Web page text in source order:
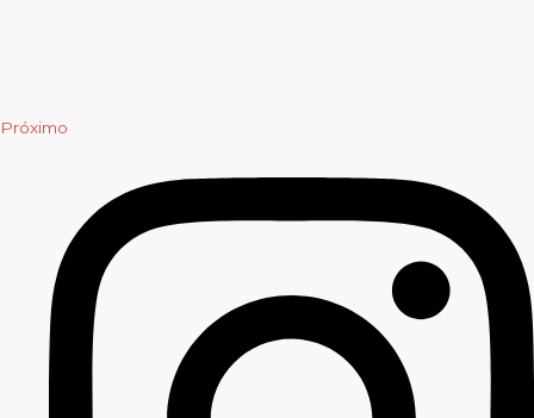
Próximo